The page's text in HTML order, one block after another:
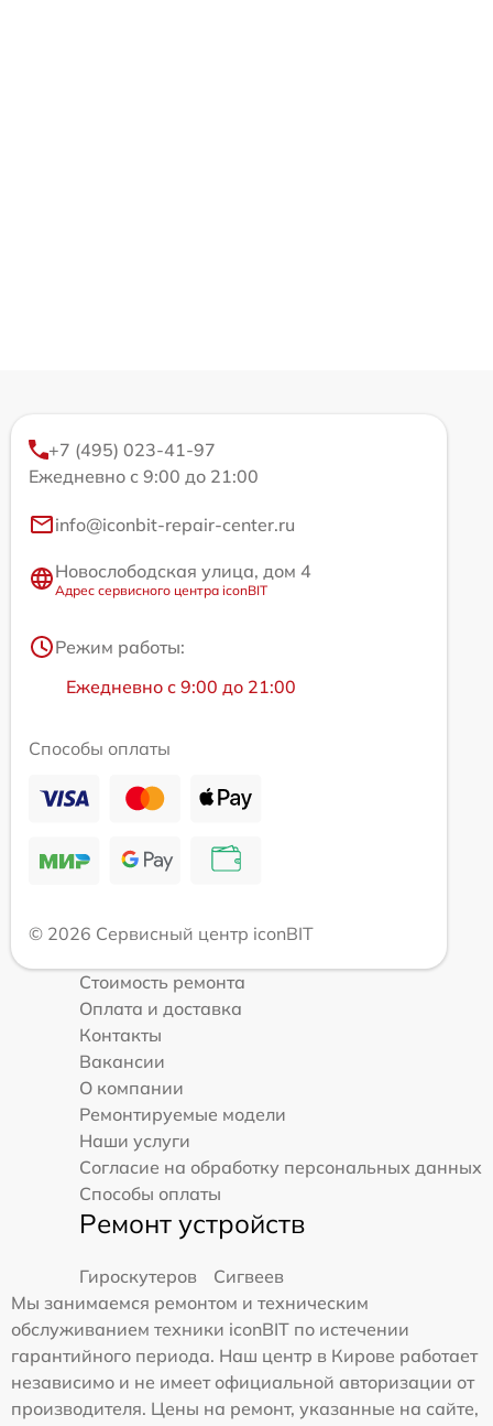
+7 (495) 023-41-97
Ежедневно с 9:00 до 21:00
info@iconbit-repair-center.ru
Новослободская улица, дом 4
Адрес сервисного центра iconBIT
Режим работы:
Ежедневно с 9:00 до 21:00
Способы оплаты
© 2026 Сервисный центр iconBIT
Стоимость ремонта
Оплата и доставка
Контакты
Вакансии
О компании
Ремонтируемые модели
Наши услуги
Согласие на обработку персональных данных
Способы оплаты
Ремонт устройств
Гироскутеров
Сигвеев
Мы занимаемся ремонтом и техническим
обслуживанием техники iconBIT по истечении
гарантийного периода. Наш центр в Кирове работает
независимо и не имеет официальной авторизации от
производителя. Цены на ремонт, указанные на сайте,